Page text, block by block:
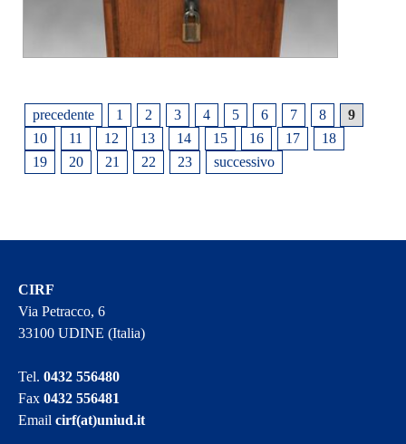
precedente 1 2 3 4 5 6 7 8
9
10
11 12 13 14 15 16 17
18
19
20 21 22 23 successivo
CIRF
Via Petracco, 6
33100 UDINE (Italia)
Tel.0432 556480
Fax0432 556481
Emailcirf(at)uniud.it